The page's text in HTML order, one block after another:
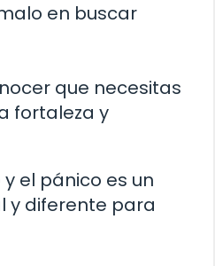
en buscar
que necesitas
fortaleza y
el pánico es un
y diferente para